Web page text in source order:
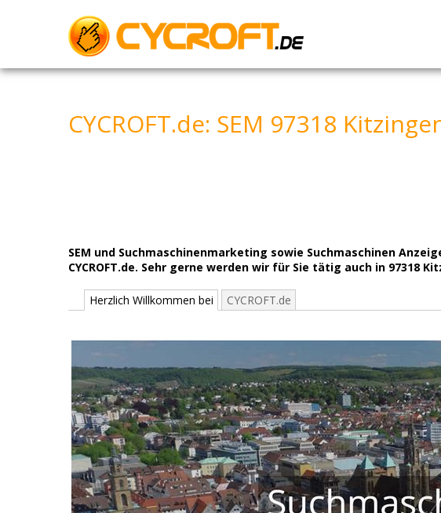
CYCROFT.de: SEM 97318
SEM und Suchmaschinenmarketing sowie Suchmaschinen
CYCROFT.de. Sehr gerne werden wir für Sie tätig auch in 97318
Herzlich Willkommen bei CYCROFT.de